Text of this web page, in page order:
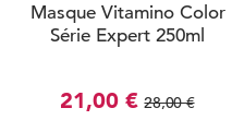
Masque Vitamino Color
Série Expert 250ml
21,00 € 28,00 €